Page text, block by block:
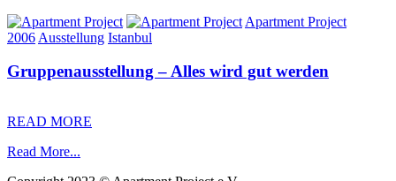
Apartment Project
2006 Ausstellung Istanbul
Gruppenausstellung – Alles wird gut werden
READ MORE
Read More...